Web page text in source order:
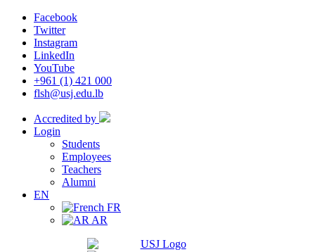
Facebook
Twitter
Instagram
LinkedIn
YouTube
+961 (1) 421 000
flsh@usj.edu.lb
Accredited by
Login
Students
Employees
Teachers
Alumni
EN
FR
AR